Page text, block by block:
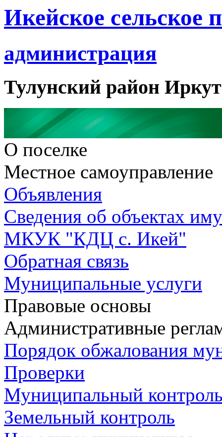
Икейское сельское
администрация
Тулунский район
О поселке
Местное самоуправление
Объявления
Сведения об объектах
МКУК "КДЦ с. Икей"
Обратная связь
Муниципальные услуги
Правовые основы
Административные
Порядок обжалования
Проверки
Муниципальный
Земельный контроль